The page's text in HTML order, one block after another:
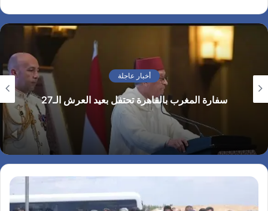
أخبار عاجلة
سفارة المغرب بالقاهرة تحتفل بعيد العرش الـ27